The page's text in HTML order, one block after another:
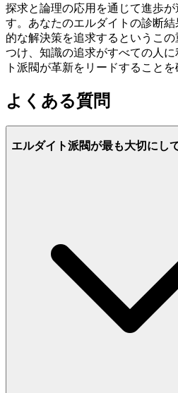
探求と論理の応用を通じて進歩
す。あなたのエルダイトの診断
的な解決策を追求するというこ
つけ、知識の追求がすべての人
ト派閥が革新をリードすることを
よくある質問
エルダイト派閥が最も大切にし